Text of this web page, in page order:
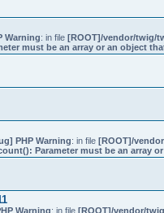
Warning: in file [ROOT]/vendor/twig/
must be an array or an object
PHP Warning: in file [ROOT]/
Parameter must be an array
Warning: in file [ROOT]/vendor/